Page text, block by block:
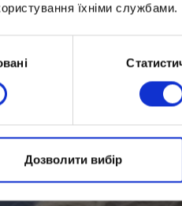
їхніми службами.
Дозволити вибір
по парусному
и настойчивости в